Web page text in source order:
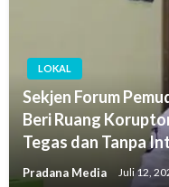
LOKAL
Sekjen Forum
Beri Ruang
Tegas dan Tanpa
Pradana Media Juli 12,